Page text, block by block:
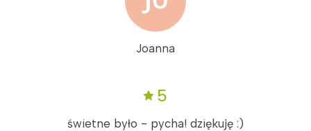
Joanna
5
świetne było - pycha! dziękuję :)